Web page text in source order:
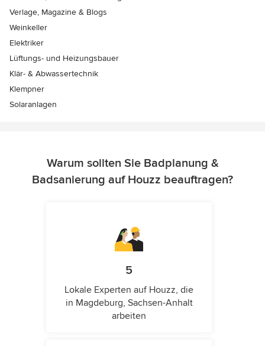
Verlage, Magazine & Blogs
Weinkeller
Elektriker
Lüftungs- und Heizungsbauer
Klär- & Abwassertechnik
Klempner
Solaranlagen
Warum sollten Sie Badplanung &
Badsanierung auf Houzz beauftragen?
5
Lokale Experten auf Houzz, die
in Magdeburg, Sachsen-Anhalt
arbeiten